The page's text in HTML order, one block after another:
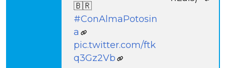
🇧🇷
#ConAlmaPotosin
a
pic.twitter.com/ftk
q3Gz2Vb